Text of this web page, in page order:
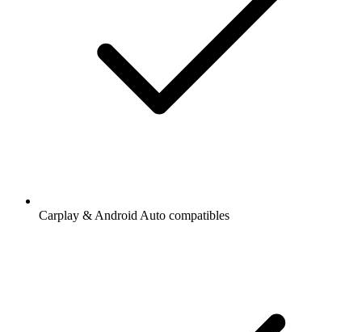
Carplay & Android Auto compatibles